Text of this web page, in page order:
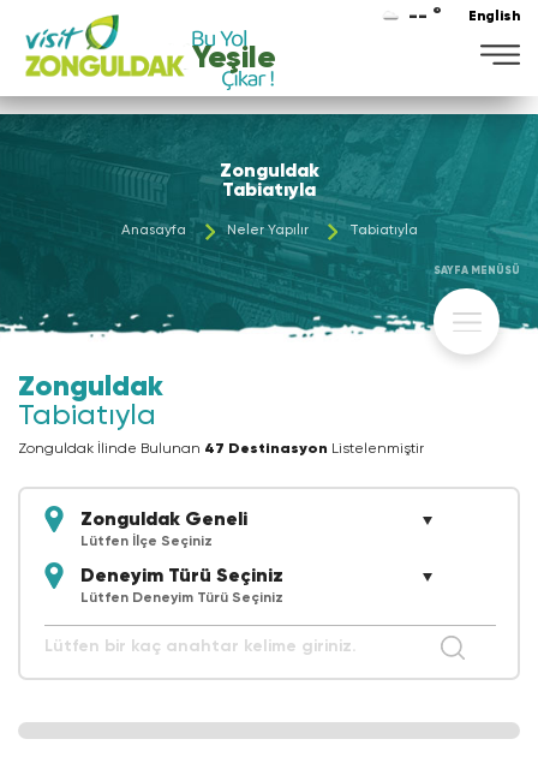
-- ° English
Maviye
Zonguldak
Tabiatıyla
Anasayfa Neler Yapılır Tabiatıyla
SAYFA MENÜSÜ
Zonguldak
Tabiatıyla
Zonguldak İlinde Bulunan 47 Destinasyon Listelenmiştir
Lütfen İlçe Seçiniz
Lütfen Deneyim Türü Seçiniz